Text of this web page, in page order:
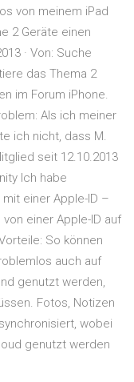
von meinem iPad
2 Geräte einen
· Von: Suche
das Thema 2
im Forum iPhone.
Als ich meiner
ich nicht, dass M.
seit 12.10.2013
Ich habe
einer Apple-ID –
einer Apple-ID auf
So können
auch auf
genutzt werden,
Fotos, Notizen
wobei
genutzt werden